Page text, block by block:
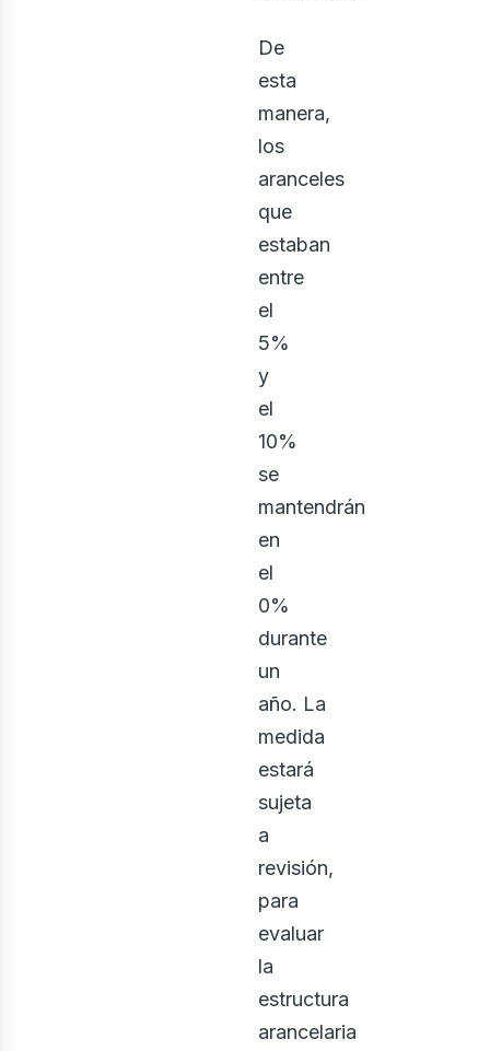
De
esta
manera,
los
aranceles
que
estaban
entre
el
5%
y
el
10%
se
mantendrán
en
el
0%
durante
un
año. La
medida
estará
sujeta
a
revisión,
para
evaluar
la
estructura
arancelaria